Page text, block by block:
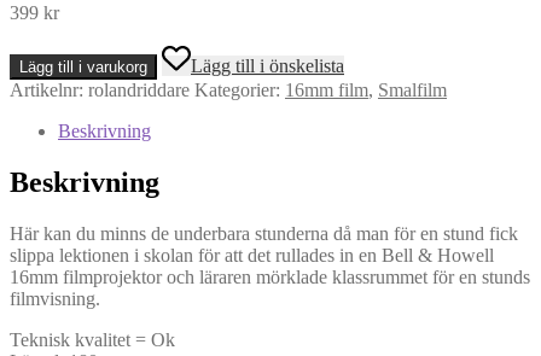
399 kr
Skolfilm
-
Roland
Riddare
180
(16mm,
ljud)
mängd
Lägg till i varukorg
Lägg till i önskelista
Artikelnr: rolandriddare Kategorier: 16mm film, Smalfilm
Beskrivning
Beskrivning
Här kan du minns de underbara stunderna då man för en stund fick
slippa lektionen i skolan för att det rullades in en Bell & Howell
16mm filmprojektor och läraren mörklade klassrummet för en stunds
filmvisning.
Teknisk kvalitet = Ok